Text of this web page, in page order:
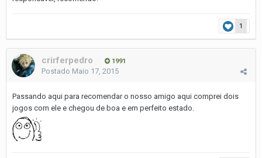
1
crirferpedro 1991
Postado Maio 17, 2015
Passando aqui para recomendar o nosso amigo aqui comprei dois
jogos com ele e chegou de boa e em perfeito estado.